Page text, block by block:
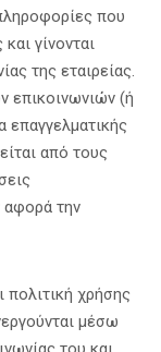
που
γίνονται
της εταιρείας.
επικοινωνιών (ή
επαγγελματικής
από τους
αφορά την
χρήσης
μέσω